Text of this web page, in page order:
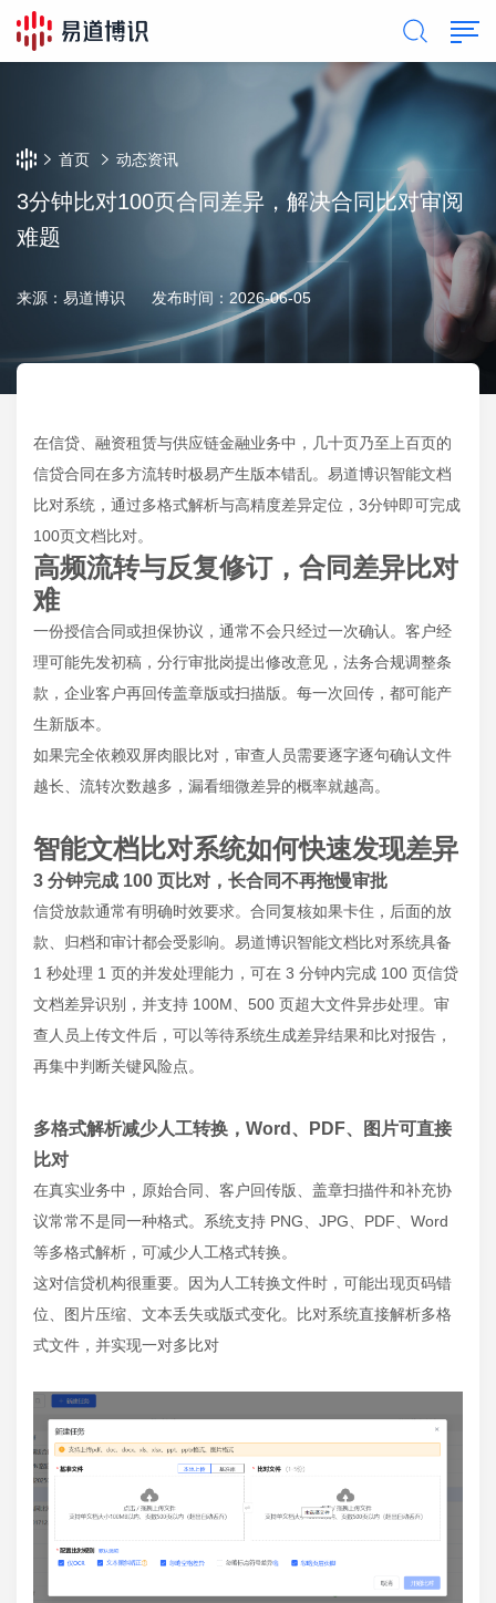
首页 动态资讯
3分钟比对100页合同差异，解决合同比对审阅
难题
来源：易道博识 发布时间：2026-06-05
在信贷、融资租赁与供应链金融业务中，几十页乃至上百页的
信贷合同在多方流转时极易产生版本错乱。易道博识智能文档
比对系统，通过多格式解析与高精度差异定位，3分钟即可完成
100页文档比对。
高频流转与反复修订，合同差异比对
难
一份授信合同或担保协议，通常不会只经过一次确认。客户经
理可能先发初稿，分行审批岗提出修改意见，法务合规调整条
款，企业客户再回传盖章版或扫描版。每一次回传，都可能产
生新版本。
如果完全依赖双屏肉眼比对，审查人员需要逐字逐句确认文件
越长、流转次数越多，漏看细微差异的概率就越高。
智能文档比对系统如何快速发现差异
3 分钟完成 100 页比对，长合同不再拖慢审批
信贷放款通常有明确时效要求。合同复核如果卡住，后面的放
款、归档和审计都会受影响。易道博识智能文档比对系统具备
1 秒处理 1 页的并发处理能力，可在 3 分钟内完成 100 页信贷
文档差异识别，并支持 100M、500 页超大文件异步处理。审
查人员上传文件后，可以等待系统生成差异结果和比对报告，
再集中判断关键风险点。
多格式解析减少人工转换，Word、PDF、图片可直接
比对
在真实业务中，原始合同、客户回传版、盖章扫描件和补充协
议常常不是同一种格式。系统支持 PNG、JPG、PDF、Word
等多格式解析，可减少人工格式转换。
这对信贷机构很重要。因为人工转换文件时，可能出现页码错
位、图片压缩、文本丢失或版式变化。比对系统直接解析多格
式文件，并实现一对多比对